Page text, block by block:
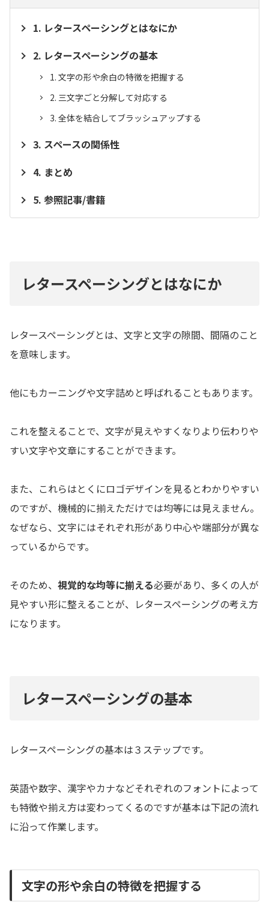
レタースペーシングとはなにか
レタースペーシングの基本
文字の形や余白の特徴を把握する
三文字ごと分解して対応する
全体を結合してブラッシュアップする
スペースの関係性
まとめ
参照記事/書籍
レタースペーシングとはなにか
レタースペーシングとは、文字と文字の隙間、間隔のこと
を意味します。
他にもカーニングや文字詰めと呼ばれることもあります。
これを整えることで、文字が見えやすくなりより伝わりや
すい文字や文章にすることができます。
また、これらはとくにロゴデザインを見るとわかりやすい
のですが、機械的に揃えただけでは均等には見えません。
なぜなら、文字にはそれぞれ形があり中心や端部分が異な
っているからです。
そのため、 視覚的な均等に揃える必要があり、多くの人が
見やすい形に整えることが、レタースペーシングの考え方
になります。
レタースペーシングの基本
レタースペーシングの基本は３ステップです。
英語や数字、漢字やカナなどそれぞれのフォントによって
も特徴や揃え方は変わってくるのですが基本は下記の流れ
に沿って作業します。
文字の形や余白の特徴を把握する